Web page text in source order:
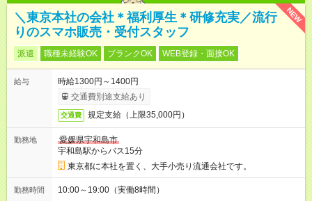
NEW
＼東京本社の会社＊福利厚生＊研修充実／流行
りのスマホ販売・受付スタッフ
派遣 職種未経験OK ブランクOK WEB登録・面接OK
給与
時給1300円～1400円
交通費別途支給あり
交通費 規定支給（上限35,000円）
勤務地
愛媛県宇和島市
宇和島駅からバス15分
東京都に本社を置く、大手小売り流通会社です。
勤務時間 10:00～19:00（実働8時間）